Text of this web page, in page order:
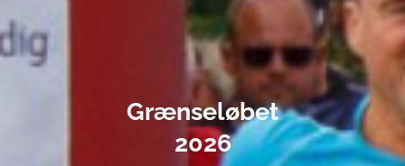
Grænseløbet
2026